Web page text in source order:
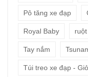
Pô tăng xe đạp
Royal Baby
Tay nắm
Túi treo xe đạp -